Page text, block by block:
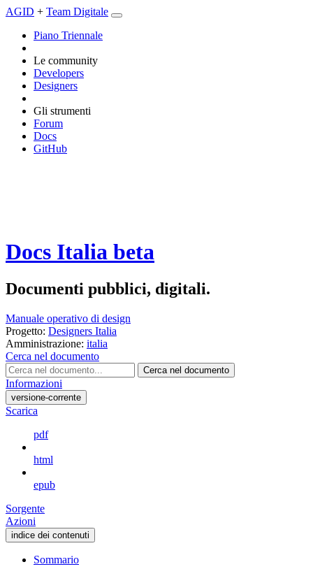
AGID + Team Digitale
Piano Triennale
Le community
Developers
Designers
Gli strumenti
Forum
Docs
GitHub
Docs Italia beta
Documenti pubblici, digitali.
Manuale operativo di design
Progetto: Designers Italia
Amministrazione: italia
Cerca nel documento
Cerca nel documento
Informazioni
versione-corrente
Scarica
pdf
html
epub
Sorgente
Azioni
indice dei contenuti
Sommario